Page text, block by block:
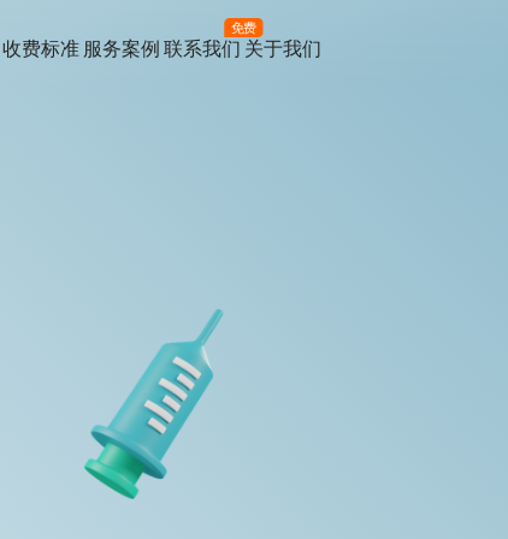
收费标准 服务案例 联系我们
免费
关于我们